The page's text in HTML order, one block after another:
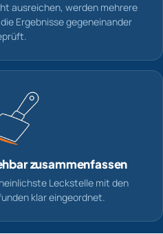
ausreichen, werden mehrere
Ergebnisse gegeneinander
zusammenfassen
Leckstelle mit den
klar eingeordnet.